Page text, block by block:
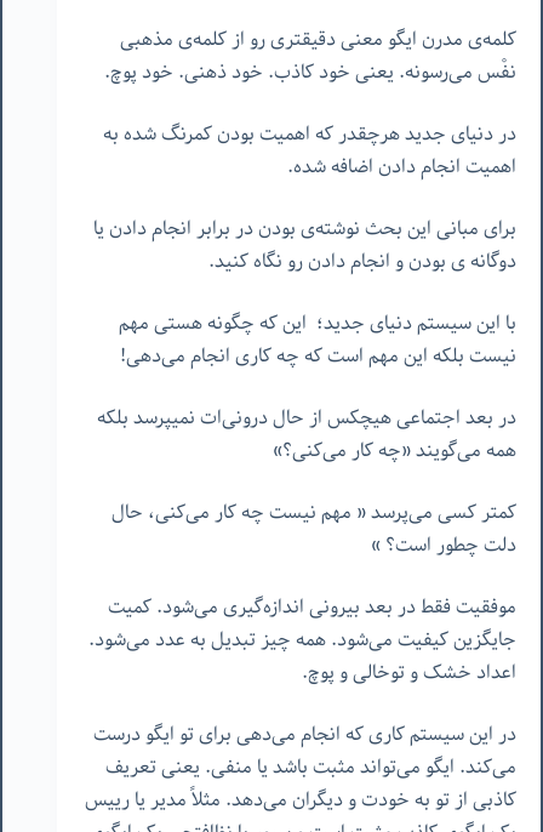
کلمه‌ی مدرن ایگو معنی دقیقتری رو از کلمه‌ی مذهبی
نفْس می‌رسونه. یعنی خود کاذب. خود ذهنی. خود پوچ.
در دنیای جدید هرچقدر که اهمیت بودن کمرنگ شده به
اهمیت انجام دادن اضافه شده.
برای مبانی این بحث نوشته‌ی بودن در برابر انجام دادن یا
دوگانه ‌ی بودن و انجام دادن رو نگاه کنید.
با این سیستم دنیای جدید؛ این که چگونه هستی مهم
نیست بلکه این مهم است که چه کاری انجام می‌دهی!
در بعد اجتماعی هیچکس از حال درونی‌ات نمیپرسد بلکه
همه می‌گویند «چه کار می‌کنی؟»
کمتر کسی می‌پرسد « مهم نیست چه کار می‌کنی، حال
دلت چطور است؟ »
موفقیت فقط در بعد بیرونی اندازه‌گیری می‌شود. کمیت
جایگزین کیفیت می‌شود. همه چیز تبدیل به عدد می‌شود.
اعداد خشک و توخالی و پوچ.
در این سیستم کاری که انجام می‌دهی برای تو ایگو درست
می‌کند. ایگو می‌تواند مثبت باشد یا منفی. یعنی تعریف
کاذبی از تو به خودت و دیگران می‌دهد. مثلاً مدیر یا رییس